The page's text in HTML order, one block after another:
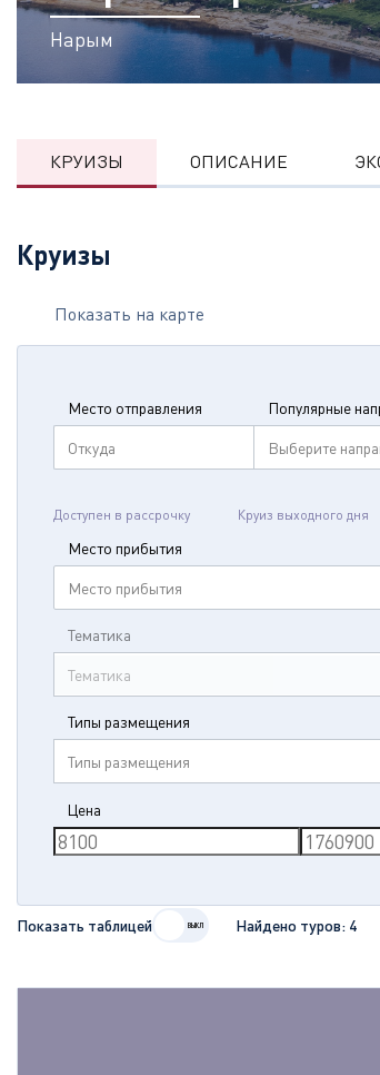
Нарым
КРУИЗЫ ОПИСАНИЕ
Круизы
Показать на карте
Место отправления
Откуда
Популярные
Выберите
Доступен в рассрочку Круиз выходного дня
Место прибытия
Место прибытия
Тематика
Тематика
Типы размещения
Типы размещения
Цена
Показать таблицей Найдено туров: 4